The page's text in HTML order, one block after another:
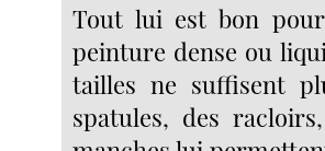
Tout lui est bon
peinture dense ou
tailles ne suffisent
spatules, des